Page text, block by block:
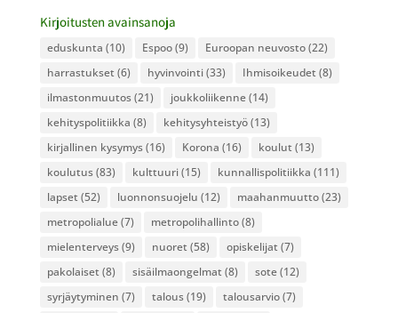
Kirjoitusten avainsanoja
eduskunta (10) Espoo(9) Euroopan neuvosto(22)
harrastukset (6) hyvinvointi(33) Ihmisoikeudet (8)
ilmastonmuutos(21) joukkoliikenne(14)
kehityspolitiikka (8) kehitysyhteistyö(13)
kirjallinen kysymys(16) Korona (16) koulut (13)
koulutus(83) kulttuuri(15) kunnallispolitiikka (111)
lapset (52) luonnonsuojelu (12) maahanmuutto(23)
metropolialue(7) metropolihallinto(8)
mielenterveys(9) nuoret (58) opiskelijat (7)
pakolaiset (8) sisäilmaongelmat (8) sote(12)
syrjäytyminen (7) talous(19) talousarvio(7)